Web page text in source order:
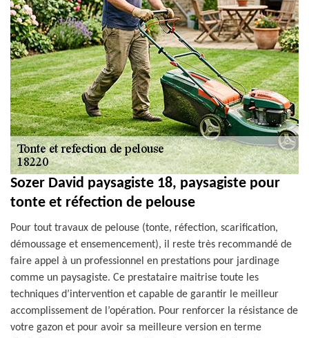
Sozer David paysagiste 18, paysagiste pour
tonte et réfection de pelouse
Pour tout travaux de pelouse (tonte, réfection, scarification,
démoussage et ensemencement), il reste très recommandé de
faire appel à un professionnel en prestations pour jardinage
comme un paysagiste. Ce prestataire maitrise toute les
techniques d’intervention et capable de garantir le meilleur
accomplissement de l’opération. Pour renforcer la résistance de
votre gazon et pour avoir sa meilleure version en terme